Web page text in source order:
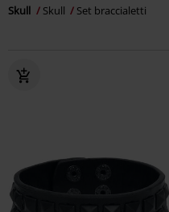
Skull Skull Set braccialetti